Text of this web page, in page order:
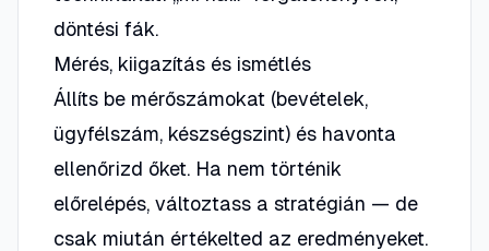
döntési fák.
Mérés, kiigazítás és ismétlés
Állíts be mérőszámokat (bevételek,
ügyfélszám, készségszint) és havonta
ellenőrizd őket. Ha nem történik
előrelépés, változtass a stratégián — de
csak miután értékelted az eredményeket.